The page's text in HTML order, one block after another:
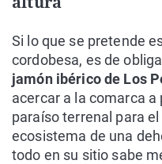
Si lo que se pretende
cordobesa, es de
jamón ibérico de Los
acercar a la comarca
paraíso terrenal para
ecosistema de una
todo en su sitio sabe